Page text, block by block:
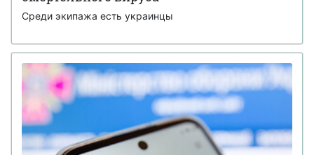
Среди экипажа есть украинцы